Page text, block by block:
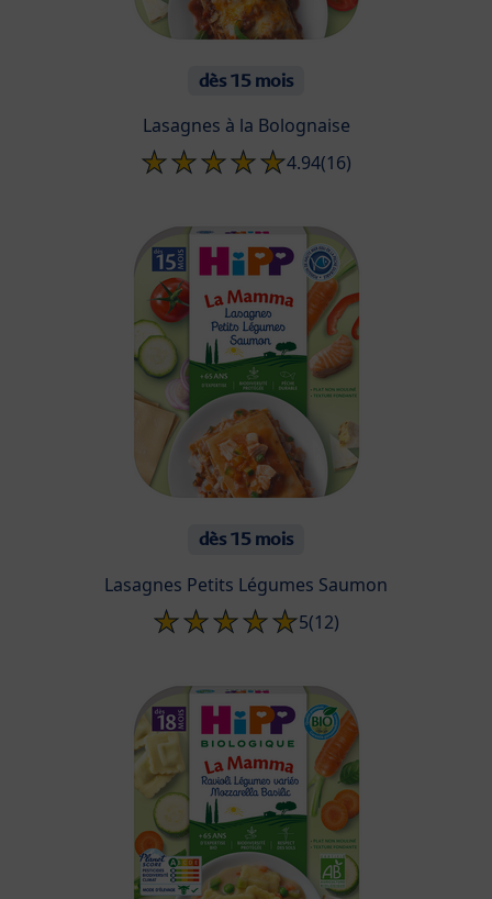
dès 15 mois
Lasagnes à la Bolognaise
4.94(16)
dès 15 mois
Lasagnes Petits Légumes Saumon
5(12)